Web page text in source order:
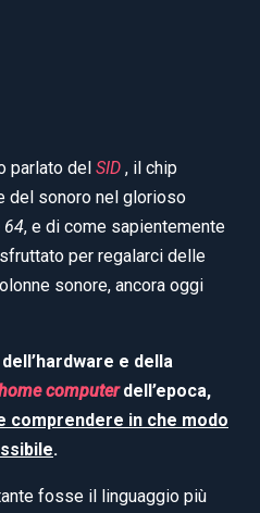
parlato del SID , il chip
del sonoro nel glorioso
64, e di come sapientemente
per regalarci delle
sonore, ancora oggi
e della
computerdell’epoca,
comprendere in che modo
.
fosse il linguaggio più